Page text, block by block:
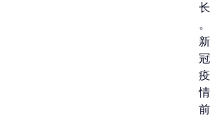
长
。
新
冠
疫
情
前